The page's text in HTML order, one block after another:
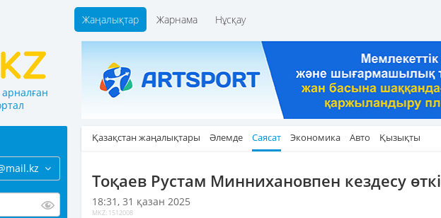
Жаңалықтар Жарнама Нұсқау
Қазақстан жаңалықтары Әлемде Саясат Экономика Авто Қызықты
Тоқаев Рустам Миннихановпен кездесу
18:31, 31 қазан 2025
MKZ: 1512008